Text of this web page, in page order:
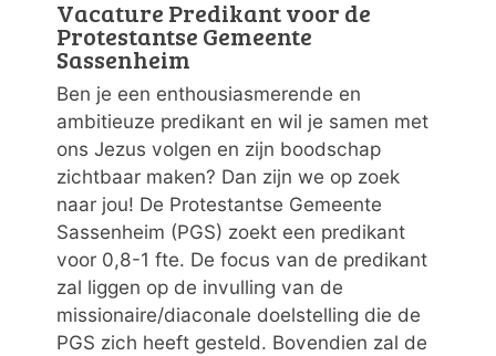
Vacature Predikant voor de
Protestantse Gemeente
Sassenheim
Ben je een enthousiasmerende en
ambitieuze predikant en wil je samen met
ons Jezus volgen en zijn boodschap
zichtbaar maken? Dan zijn we op zoek
naar jou! De Protestantse Gemeente
Sassenheim (PGS) zoekt een predikant
voor 0,8-1 fte. De focus van de predikant
zal liggen op de invulling van de
missionaire/diaconale doelstelling die de
PGS zich heeft gesteld. Bovendien zal de